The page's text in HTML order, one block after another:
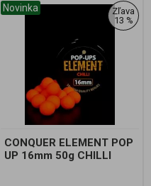
Novinka
Zľava
13 %
CONQUER ELEMENT POP
UP 16mm 50g CHILLI